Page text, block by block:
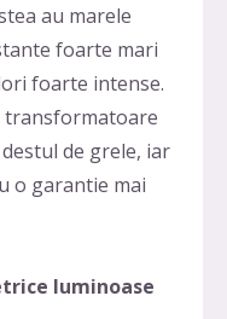
au marele
foarte mari
foarte intense.
transformatoare
de grele, iar
o garantie mai
luminoase